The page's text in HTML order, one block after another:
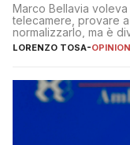
Marco Bellavia
telecamere, provare
normalizzarlo, ma è
copione
LORENZO TOSA-